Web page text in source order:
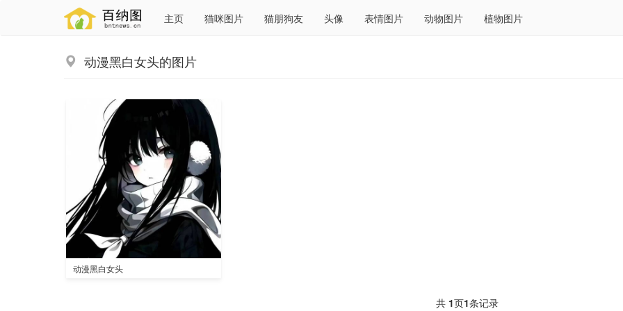
主页 猫咪图片 猫朋狗友 头像 表情图片 动物图片 植物图片
动漫黑白女头的图片
动漫黑白女头
共 1页1条记录